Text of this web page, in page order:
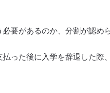
要があるのか、分割が認め
払った後に入学を辞退した際